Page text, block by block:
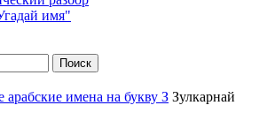
имя"
Поиск
имена на букву З Зулкарнай